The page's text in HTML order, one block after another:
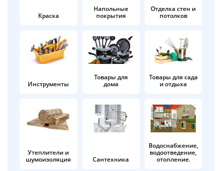
Краска
Напольные
покрытия
Отделка стен и
потолков
Инструменты
Товары для
дома
Товары для сада
и отдыха
Утеплители и
шумоизоляция
Сантехника
Водоснабжение,
водоотведение,
отопление.
в корзину
Оплачивайте сегодня только
25% картой любого банка
Получайте товар
выбранный способом
Оставшиеся
% будут